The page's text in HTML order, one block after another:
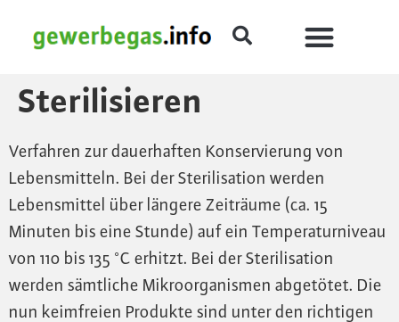
Sterilisieren
Verfahren zur dauerhaften Konservierung von
Lebensmitteln. Bei der Sterilisation werden
Lebensmittel über längere Zeiträume (ca. 15
Minuten bis eine Stunde) auf ein Temperaturniveau
von 110 bis 135 °C erhitzt. Bei der Sterilisation
werden sämtliche Mikroorganismen abgetötet. Die
nun keimfreien Produkte sind unter den richtigen